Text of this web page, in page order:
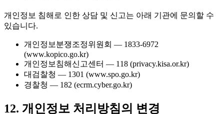
개인정보 침해로 인한 상담 및 신고는 아래 기관에 문의할 수
있습니다.
개인정보분쟁조정위원회 — 1833-6972
(www.kopico.go.kr)
개인정보침해신고센터 — 118 (privacy.kisa.or.kr)
대검찰청 — 1301 (www.spo.go.kr)
경찰청 — 182 (ecrm.cyber.go.kr)
12. 개인정보 처리방침의 변경